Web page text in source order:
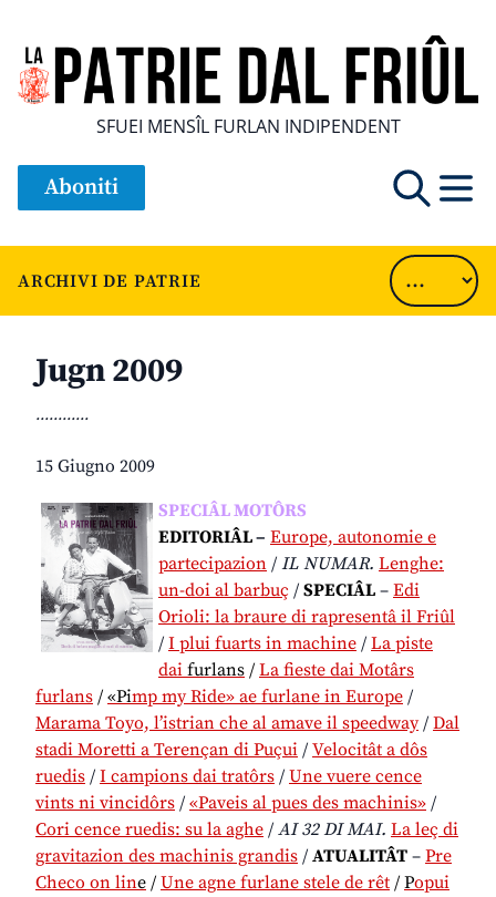
SFUEI MENSÎL FURLAN INDIPENDENT
Aboniti
ARCHIVI DE PATRIE
Jugn 2009
............
15 Giugno 2009
SPECIÂL MOTÔRS
EDITORIÂL– Europe, autonomie e
partecipazion / IL NUMAR. Lenghe:
un-doi al barbuç / SPECIÂL – Edi
Orioli: la braure di rapresentâ il Friûl
/ I plui fuarts in machine / La piste
dai furlans / La fieste dai Motârs
furlans / «Pimp my Ride» ae furlane in Europe /
Marama Toyo, l’istrian che al amave il speedway/ Dal
stadi Moretti a Terençan di Puçui / Velocitât a dôs
ruedis / I campions dai tratôrs / Une vuere cence
vints ni vincidôrs / «Paveis al pues des machinis» /
Cori cence ruedis: su la aghe / AI 32 DI MAI. La leç di
gravitazion des machinis grandis / ATUALITÂT – Pre
Checo on line / Une agne furlane stele de rêt / Popui